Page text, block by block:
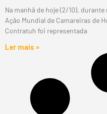
Na manhã de hoje (2/10),
Ação Mundial de Camareiras de
Contratuh foi representada
Ler mais »